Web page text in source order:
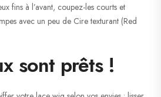
fins à l’avant, coupez-les courts et
avec un peu de Cire texturant (Red
sont prêts !